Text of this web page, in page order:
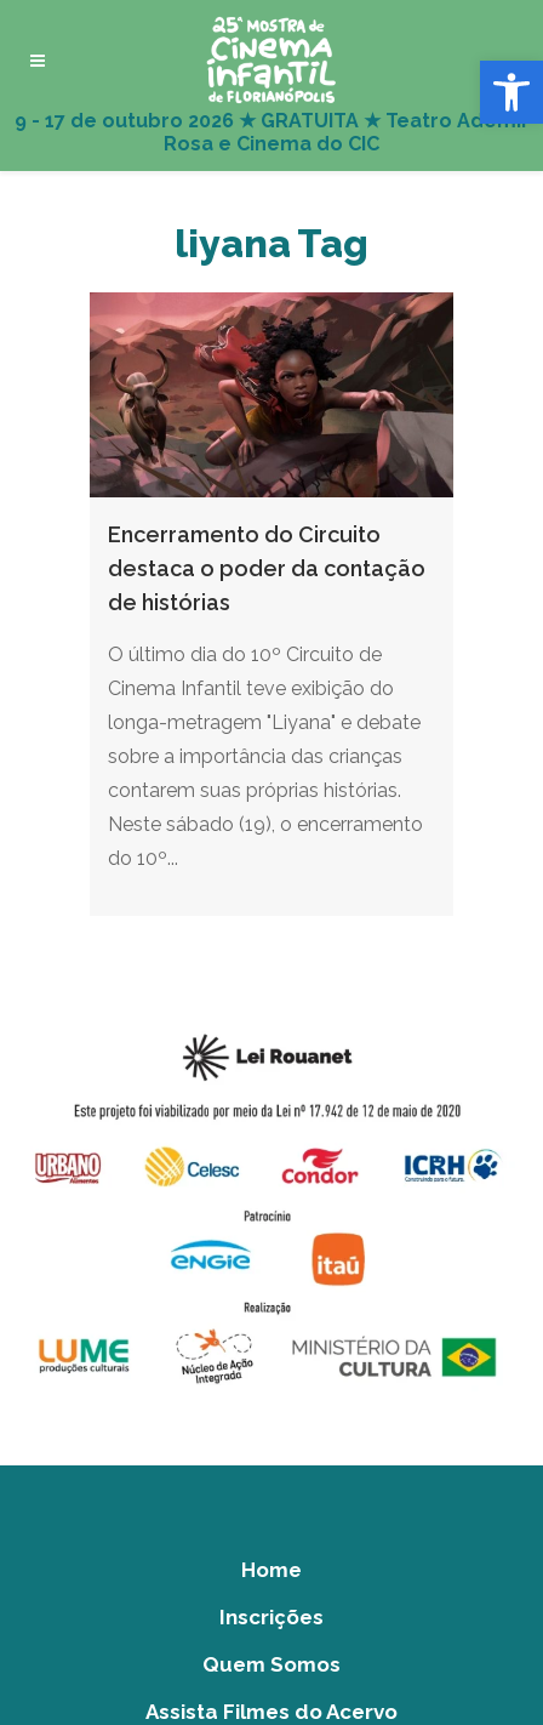
Abrir
liyana Tag
Encerramento do Circuito
destaca o poder da contação
de histórias
O último dia do 10º Circuito de
Cinema Infantil teve exibição do
longa-metragem "Liyana" e debate
sobre a importância das crianças
contarem suas próprias histórias.
Neste sábado (19), o encerramento
do 10º...
Home
Inscrições
Quem Somos
Assista Filmes do Acervo